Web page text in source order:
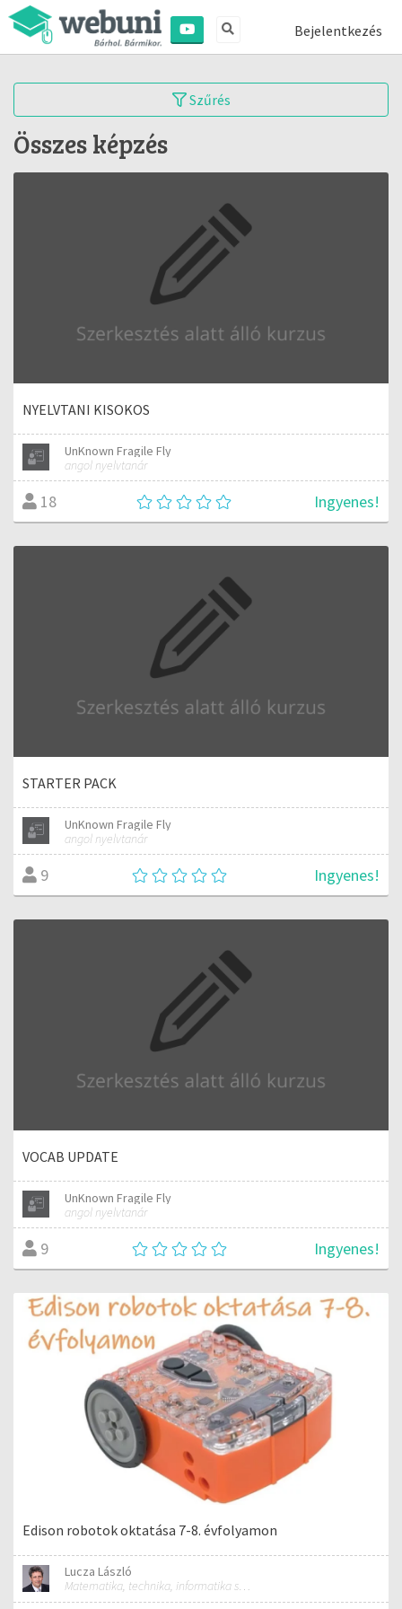
Bejelentkezés
Szűrés
Összes képzés
NYELVTANI KISOKOS
UnKnown Fragile Fly
angol nyelvtanár
18 Ingyenes!
STARTER PACK
UnKnown Fragile Fly
angol nyelvtanár
9 Ingyenes!
VOCAB UPDATE
UnKnown Fragile Fly
angol nyelvtanár
9 Ingyenes!
Edison robotok oktatása 7-8. évfolyamon
Lucza László
Matematika, technika, informatika szakos általános iskolai tanár; mentorpedagógus, mestertanár